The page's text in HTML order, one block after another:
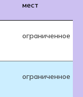
мест
ограниченное
ограниченное